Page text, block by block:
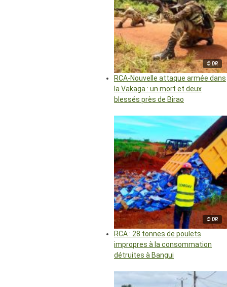
© DR
RCA-Nouvelle attaque armée dans
la Vakaga : un mort et deux
blessés près de Birao
© DR
RCA : 28 tonnes de poulets
impropres à la consommation
détruites à Bangui